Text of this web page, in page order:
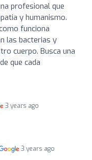
profesional que
y humanismo.
funciona
las bacterias y
cuerpo. Busca una
que cada
3 years ago
3 years ago